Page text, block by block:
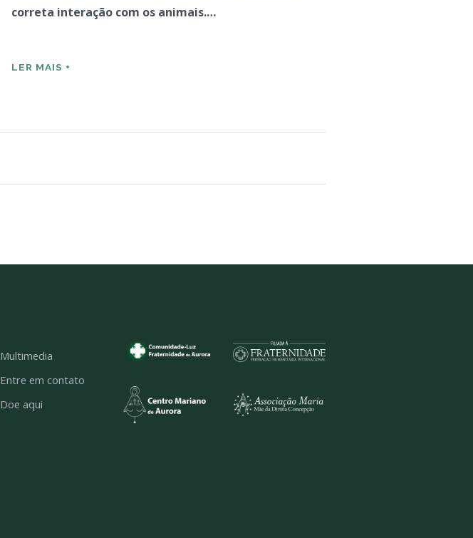
umtrabalho mais consciente sobre os cuidados e a
Multimedia
Entre em contato